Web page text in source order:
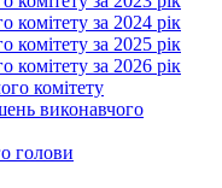
комітету за 2024 рік
комітету за 2025 рік
комітету за 2026 рік
комітету
виконавчого
голови